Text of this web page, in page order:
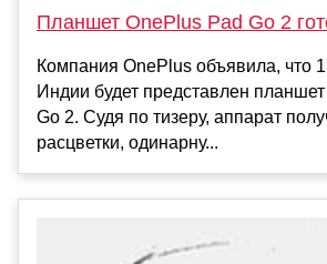
Планшет OnePlus Pad Go 2
Компания OnePlus объявила, что
Индии будет представлен
Go 2. Судя по тизеру, аппарат
расцветки, одинарну...